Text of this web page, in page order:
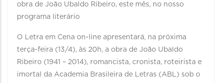
obra de João Ubaldo Ribeiro, este mês, no nosso
programa literário⠀ ⠀
O Letra em Cena on-line apresentará, na próxima
terça-feira (13/4), às 20h, a obra de João Ubaldo
Ribeiro (1941 – 2014), romancista, cronista, roteirista e
imortal da Academia Brasileira de Letras (ABL) sob o